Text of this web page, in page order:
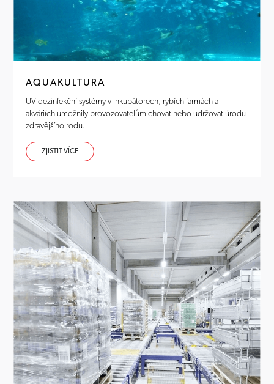
AQUAKULTURA
UV dezinfekční systémy v inkubátorech, rybích farmách a
akváriích umožnily provozovatelům chovat nebo udržovat úrodu
zdravějšího rodu.
ZJISTIT VÍCE